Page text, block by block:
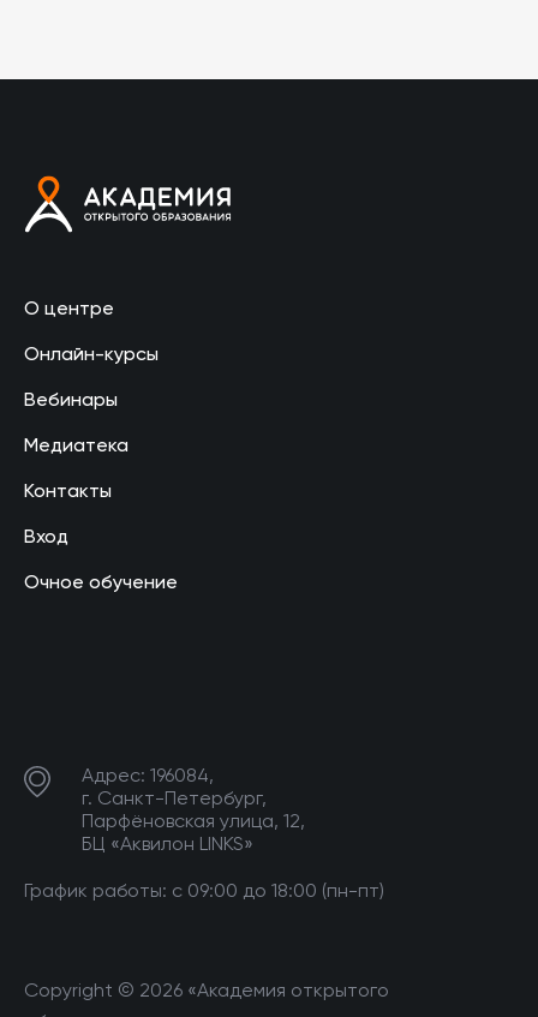
О центре
Онлайн-курсы
Вебинары
Медиатека
Контакты
Вход
Очное обучение
Адрес: 196084,
г. Санкт-Петербург,
Парфёновская улица, 12,
БЦ «Аквилон LINKS»
График работы: с 09:00 до 18:00 (пн-пт)
Copyright © 2026 «Академия открытого